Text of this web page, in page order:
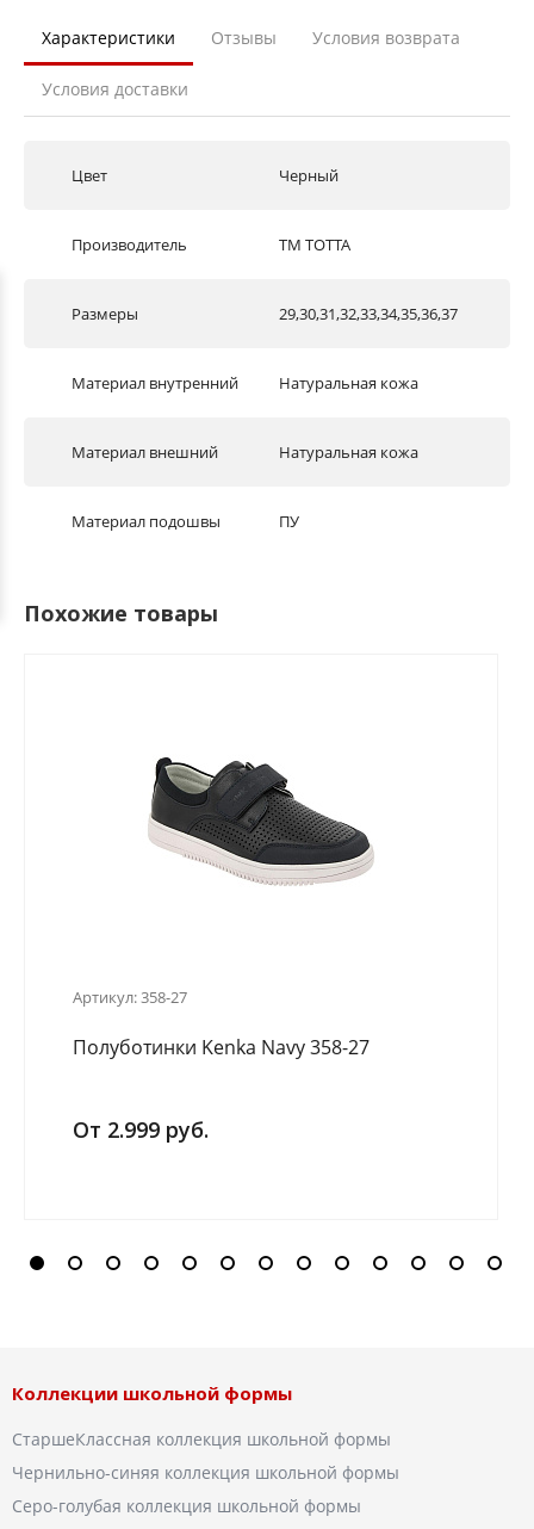
Характеристики Отзывы Условия возврата
Условия доставки
Цвет Черный
Производитель ТМ TOTTA
Размеры 29,30,31,32,33,34,35,36,37
Материал внутренний Натуральная кожа
Материал внешний Натуральная кожа
Материал подошвы ПУ
Похожие товары
Артикул: 358-27
Полуботинки Kenka Navy 358-27
От 2.999 руб.
Коллекции школьной формы
СтаршеКлассная коллекция школьной формы
Чернильно-синяя коллекция школьной формы
Серо-голубая коллекция школьной формы